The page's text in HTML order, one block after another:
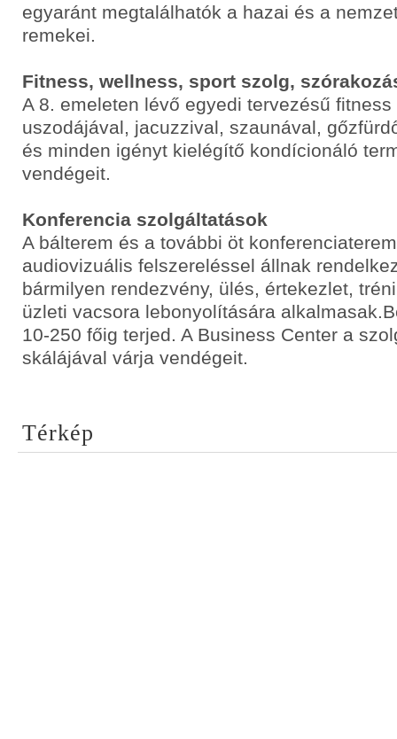
egyaránt megtalálhatók a hazai és a
remekei.
Fitness, wellness, sport szolg,
A 8. emeleten lévő egyedi tervezésű
uszodájával, jacuzzival, szaunával,
és minden igényt kielégítő kondícionáló
vendégeit.
Konferencia szolgáltatások
A bálterem és a további öt
audiovizuális felszereléssel állnak
bármilyen rendezvény, ülés, értekezlet,
üzleti vacsora lebonyolítására
10-250 főig terjed. A Business Center a
skálájával várja vendégeit.
Térkép